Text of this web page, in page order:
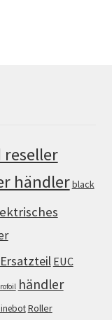
händlerblack
Ersatzteil EUC
händler
Roller